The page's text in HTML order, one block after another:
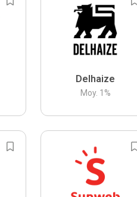
Delhaize
Moy. 1 %